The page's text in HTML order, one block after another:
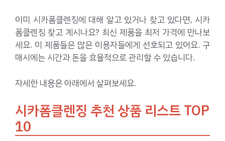
이미 시카폼클렌징에 대해 알고 있거나 찾고 있다면, 시카
폼클렌징 찾고 계시나요? 최신 제품을 최저 가격에 만나보
세요. 이 제품들은 많은 이용자들에게 선호되고 있어요. 구
매시에는 시간과 돈을 효율적으로 관리할 수 있습니다.
자세한 내용은 아래에서 살펴보세요.
시카폼클렌징 추천 상품 리스트 TOP
10